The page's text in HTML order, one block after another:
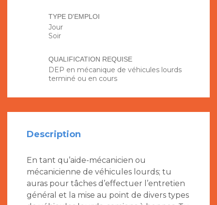
TYPE D'EMPLOI
Jour
Soir
QUALIFICATION REQUISE
DEP en mécanique de véhicules lourds
terminé ou en cours
Description
En tant qu’aide-mécanicien ou
mécanicienne de véhicules lourds; tu
auras pour tâches d’effectuer l’entretien
général et la mise au point de divers types